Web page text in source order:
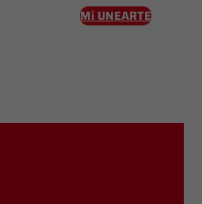
Mi UNEARTE